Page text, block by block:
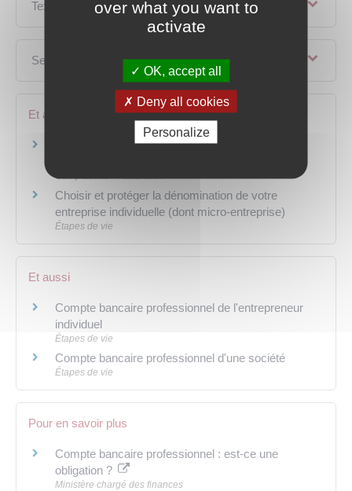
Textes de référence
Services en ligne et formulaires
Et aussi
Droit au compte en cas de refus d'ouverture d'un
Comptabilité - Facturation
Choisir et protéger la dénomination de votre
entreprise individuelle (dont micro-entreprise)
Étapes de vie
Et aussi
Compte bancaire professionnel de l'entrepreneur
individuel
Étapes de vie
Compte bancaire professionnel d'une société
Étapes de vie
Pour en savoir plus
Compte bancaire professionnel : est-ce une
obligation ?
Ministère chargé des finances
over what you want to
activate
OK, accept all
Deny all cookies
Personalize